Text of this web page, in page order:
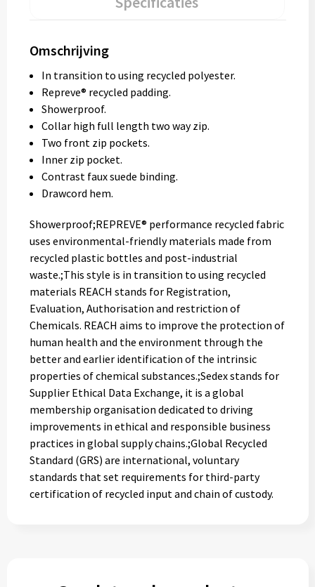
Omschrijving
In transition to using recycled polyester.
Repreve® recycled padding.
Showerproof.
Collar high full length two way zip.
Two front zip pockets.
Inner zip pocket.
Contrast faux suede binding.
Drawcord hem.
Showerproof;REPREVE® performance recycled fabric
uses environmental-friendly materials made from
recycled plastic bottles and post-industrial
waste.;This style is in transition to using recycled
materials REACH stands for Registration,
Evaluation, Authorisation and restriction of
Chemicals. REACH aims to improve the protection of
human health and the environment through the
better and earlier identification of the intrinsic
properties of chemical substances.;Sedex stands for
Supplier Ethical Data Exchange, it is a global
membership organisation dedicated to driving
improvements in ethical and responsible business
practices in global supply chains.;Global Recycled
Standard (GRS) are international, voluntary
standards that set requirements for third-party
certification of recycled input and chain of custody.